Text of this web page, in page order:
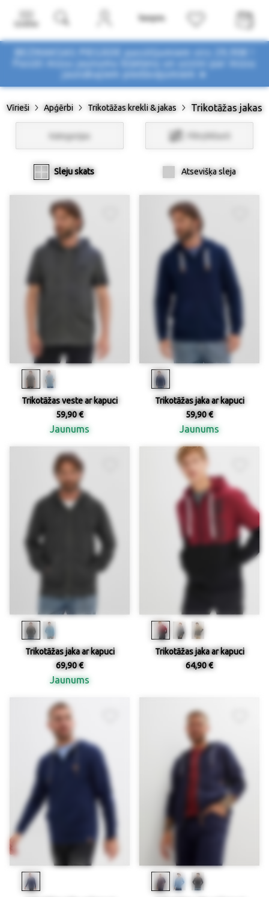
BEZMAKSAS PIEGĀDE pasūtījumiem virs 29,90€ !
Pasūti mūsu jaunumu biļetenu un uzzini par mūsu
Vīrieši Apģērbi Trikotāžas krekli & jakas Trikotāžas jakas
Kategorijas Filtri/Atlasīt
Sleju skats Atsevišķa sleja
Trikotāžas veste ar kapuci
59,90 €
Jaunums
Trikotāžas jaka ar kapuci
59,90 €
Jaunums
Trikotāžas jaka ar kapuci
69,90 €
Jaunums
Trikotāžas jaka ar kapuci
64,90 €